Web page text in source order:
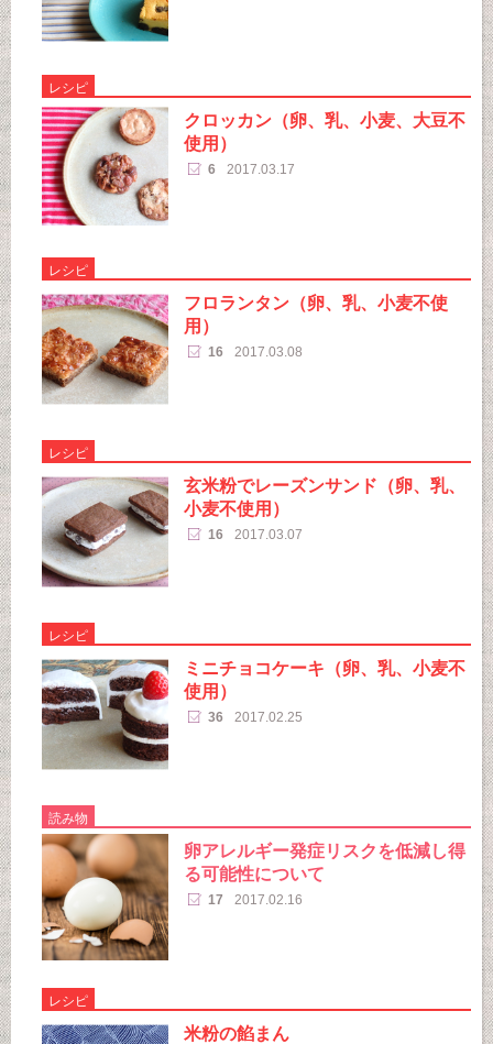
レシピ
クロッカン（卵、乳、小麦、大豆不
使用）
6 2017.03.17
レシピ
フロランタン（卵、乳、小麦不使
用）
16 2017.03.08
レシピ
玄米粉でレーズンサンド（卵、乳、
小麦不使用）
16 2017.03.07
レシピ
ミニチョコケーキ（卵、乳、小麦不
使用）
36 2017.02.25
読み物
卵アレルギー発症リスクを低減し得
る可能性について
17 2017.02.16
レシピ
米粉の餡まん